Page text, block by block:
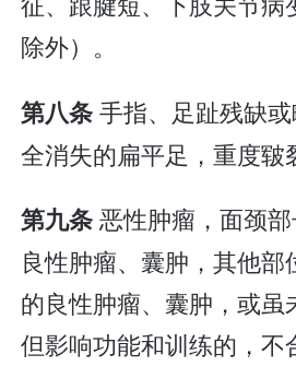
除外）。
第八条手指、足趾残缺
全消失的扁平足，重度皲
第九条恶性肿瘤，面颈
良性肿瘤、囊肿，其他部
的良性肿瘤、囊肿，或虽
但影响功能和训练的，不